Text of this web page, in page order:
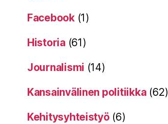
Facebook(1)
Historia(61)
Journalismi (14)
Kansainvälinen politiikka(62)
Kehitysyhteistyö(6)